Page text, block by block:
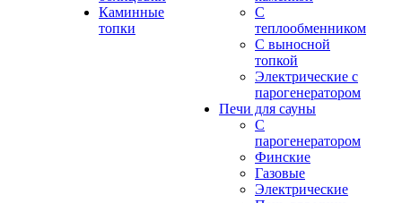
Каминные
топки
С
теплообменником
С выносной
топкой
Электрические с
парогенератором
Печи для сауны
С
парогенератором
Финские
Газовые
Электрические